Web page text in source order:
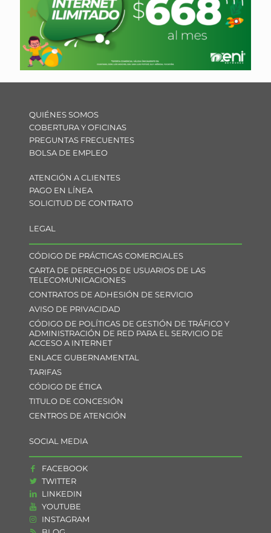
QUIÉNES SOMOS
COBERTURA Y OFICINAS
PREGUNTAS FRECUENTES
BOLSA DE EMPLEO
ATENCIÓN A CLIENTES
PAGO EN LÍNEA
SOLICITUD DE CONTRATO
LEGAL
CÓDIGO DE PRÁCTICAS COMERCIALES
CARTA DE DERECHOS DE USUARIOS DE LAS
TELECOMUNICACIONES
CONTRATOS DE ADHESIÓN DE SERVICIO
AVISO DE PRIVACIDAD
CÓDIGO DE POLÍTICAS DE GESTIÓN DE TRÁFICO Y
ADMINISTRACIÓN DE RED PARA EL SERVICIO DE
ACCESO A INTERNET
ENLACE GUBERNAMENTAL
TARIFAS
CÓDIGO DE ÉTICA
TITULO DE CONCESIÓN
CENTROS DE ATENCIÓN
SOCIAL MEDIA
FACEBOOK
TWITTER
LINKEDIN
YOUTUBE
INSTAGRAM